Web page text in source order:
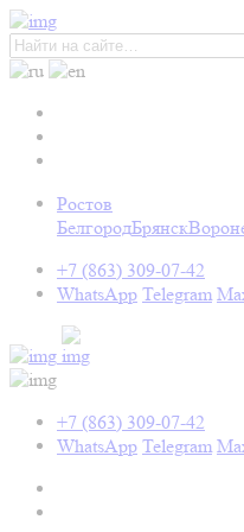
Ростов
БелгородБрянск
+7 (863) 309-07-42
WhatsApp Telegram
+7 (863) 309-07-42
WhatsApp Telegram